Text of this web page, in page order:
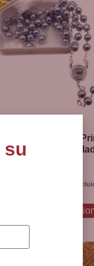
La medalla
cuentas de
Rosario medalla
cristal
I.V.A
Seleccionar
su